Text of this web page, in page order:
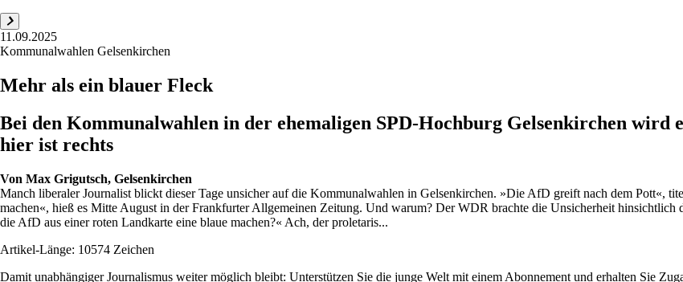
11.09.2025
Kommunalwahlen Gelsenkirchen
Mehr als ein blauer Fleck
Bei den Kommunalwahlen in der ehemaligen SPD-Hochburg Gelsenkirchen
hier ist rechts
Von Max Grigutsch, Gelsenkirchen
Manch liberaler Journalist blickt dieser Tage unsicher auf die Kommunalwahlen in Gelsenkirchen. »Die AfD greift nach dem Pott«,
machen«, hieß es Mitte August in der Frankfurter Allgemeinen Zeitung. Und warum? Der WDR brachte die Unsicherheit hinsichtlich
die AfD aus einer roten Landkarte eine blaue machen?« Ach, der proletaris...
Artikel-Länge: 10574 Zeichen
Damit unabhängiger Journalismus weiter möglich bleibt: Unterstützen Sie die junge Welt mit einem Abonnement und erhalten Sie